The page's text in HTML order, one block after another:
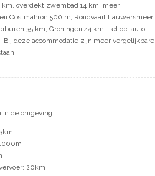
overdekt zwembad 14 km, meer
Oostmahron 500 m, Rondvaart Lauwersmeer
35 km, Groningen 44 km. Let op: auto
Bij deze accommodatie zijn meer vergelijkbare
in de omgeving
20km